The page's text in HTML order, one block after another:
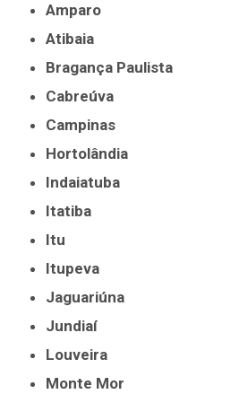
Amparo
Atibaia
Bragança Paulista
Cabreúva
Campinas
Hortolândia
Indaiatuba
Itatiba
Itu
Itupeva
Jaguariúna
Jundiaí
Louveira
Monte Mor